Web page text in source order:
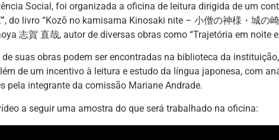
Social, foi organizada a oficina de leitura dirigida de um
, do livro “Kozō no kamisama Kinosaki nite – 小僧の神様・城の
志賀 直哉, autor de diversas obras como “Trajetória em noite
suas obras podem ser encontradas na biblioteca da
de um incentivo à leitura e estudo da língua japonesa, com
pela integrante da comissão Mariane Andrade.
a seguir uma amostra do que será trabalhado na oficina: